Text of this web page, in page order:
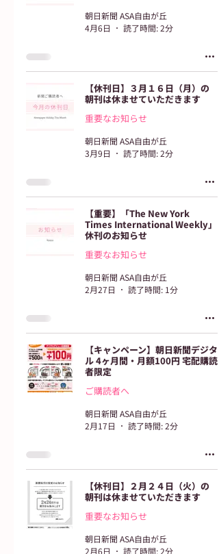
朝日新聞 ASA自由が丘
4月6日
読了時間: 2分
【休刊日】３月１６日（月）の
朝刊は休ませていただきます
重要なお知らせ
朝日新聞 ASA自由が丘
3月9日
読了時間: 2分
【重要】「The New York
Times International Weekly」
休刊のお知らせ
重要なお知らせ
朝日新聞 ASA自由が丘
2月27日
読了時間: 1分
【キャンペーン】朝日新聞デジタ
ル 4ヶ月間・月額100円 宅配購読
者限定
ご購読者へ
朝日新聞 ASA自由が丘
2月17日
読了時間: 2分
【休刊日】２月２４日（火）の
朝刊は休ませていただきます
重要なお知らせ
朝日新聞 ASA自由が丘
2月6日
読了時間: 2分